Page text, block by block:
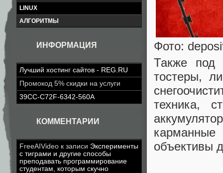
LINUX
АЛГОРИТМЫ
ИНФОРМАЦИЯ
Лучший хостинг сайтов - REG.RU
Промокод 5% скидки на услуги
39CC-C72F-6342-560A
КОММЕНТАРИИ
FreeAIVideo к записи Эксперименты
с тиграми и другие способы
преподавать программирование
студентам, которым скучно
Фото:
Также под
тостеры,
техника,
объективы